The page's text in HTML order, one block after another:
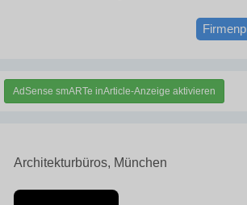
AdSense smARTe inArticle-Anzeige aktivieren
Architekturbüros, München